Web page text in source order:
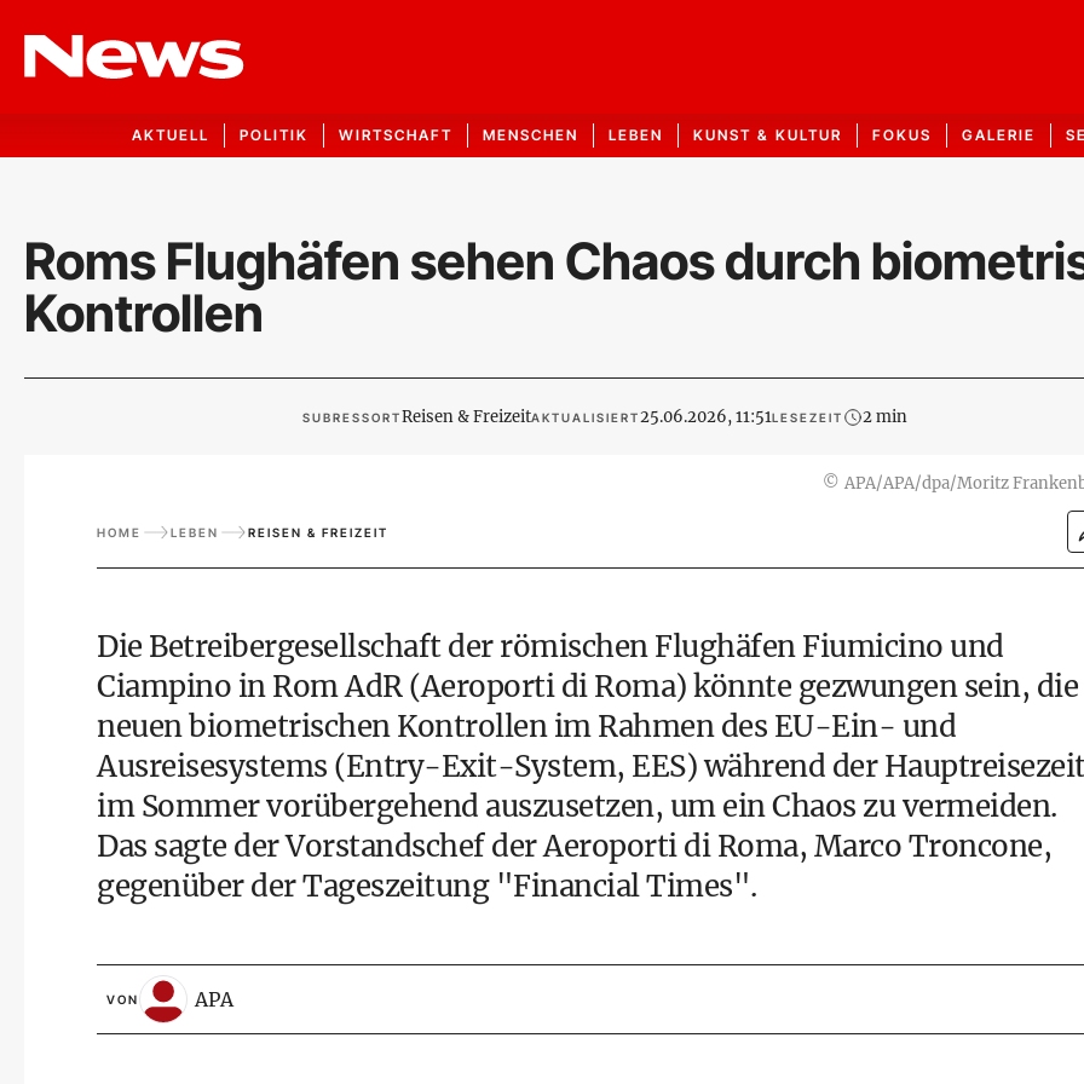
AKTUELL POLITIK WIRTSCHAFT MENSCHEN LEBEN KUNST & KULTUR FOKUS GALERIE
Roms Flughäfen sehen Chaos durch
Kontrollen
SUBRESSORTReisen & FreizeitAKTUALISIERT25.06.2026, 11:51LESEZEIT 2 min
© APA/APA/dpa/Moritz
HOME LEBEN REISEN & FREIZEIT
Die Betreibergesellschaft der römischen Flughäfen Fiumicino und
Ciampino in Rom AdR (Aeroporti di Roma) könnte gezwungen sein, die
neuen biometrischen Kontrollen im Rahmen des EU-Ein- und
Ausreisesystems (Entry-Exit-System, EES) während der
im Sommer vorübergehend auszusetzen, um ein Chaos zu vermeiden.
Das sagte der Vorstandschef der Aeroporti di Roma, Marco Troncone,
gegenüber der Tageszeitung "Financial Times".
VON APA